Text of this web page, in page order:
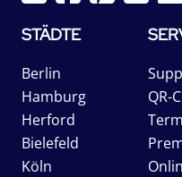
STÄDTE
Berlin
Hamburg
Herford
Bielefeld
Köln
QR-